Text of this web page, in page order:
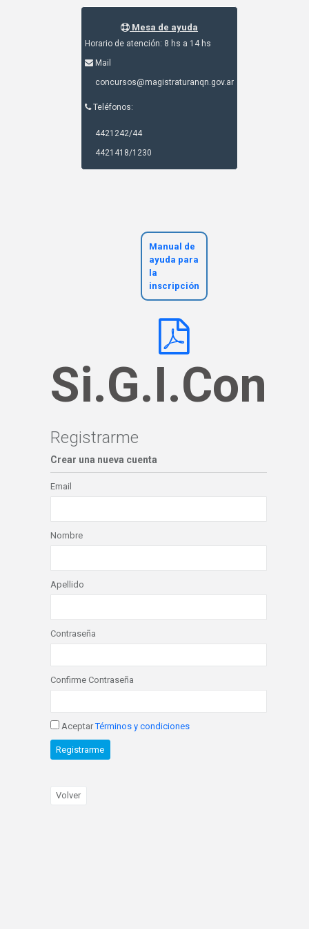
Mesa de ayuda
Horario de atención: 8 hs a 14 hs
Mail
concursos@magistraturanqn.gov.ar
Teléfonos:
4421242/44
4421418/1230
Manual de
ayuda para
la
inscripción
Si.G.I.Con
Registrarme
Crear una nueva cuenta
Email
Nombre
Apellido
Contraseña
Confirme Contraseña
AceptarTérminos y condiciones
Registrarme
Volver